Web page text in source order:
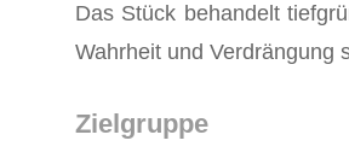
Das Stück behandelt
Wahrheit und Verdrängung
Zielgruppe